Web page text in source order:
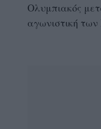
Ολυμπιακός
αγωνιστική των